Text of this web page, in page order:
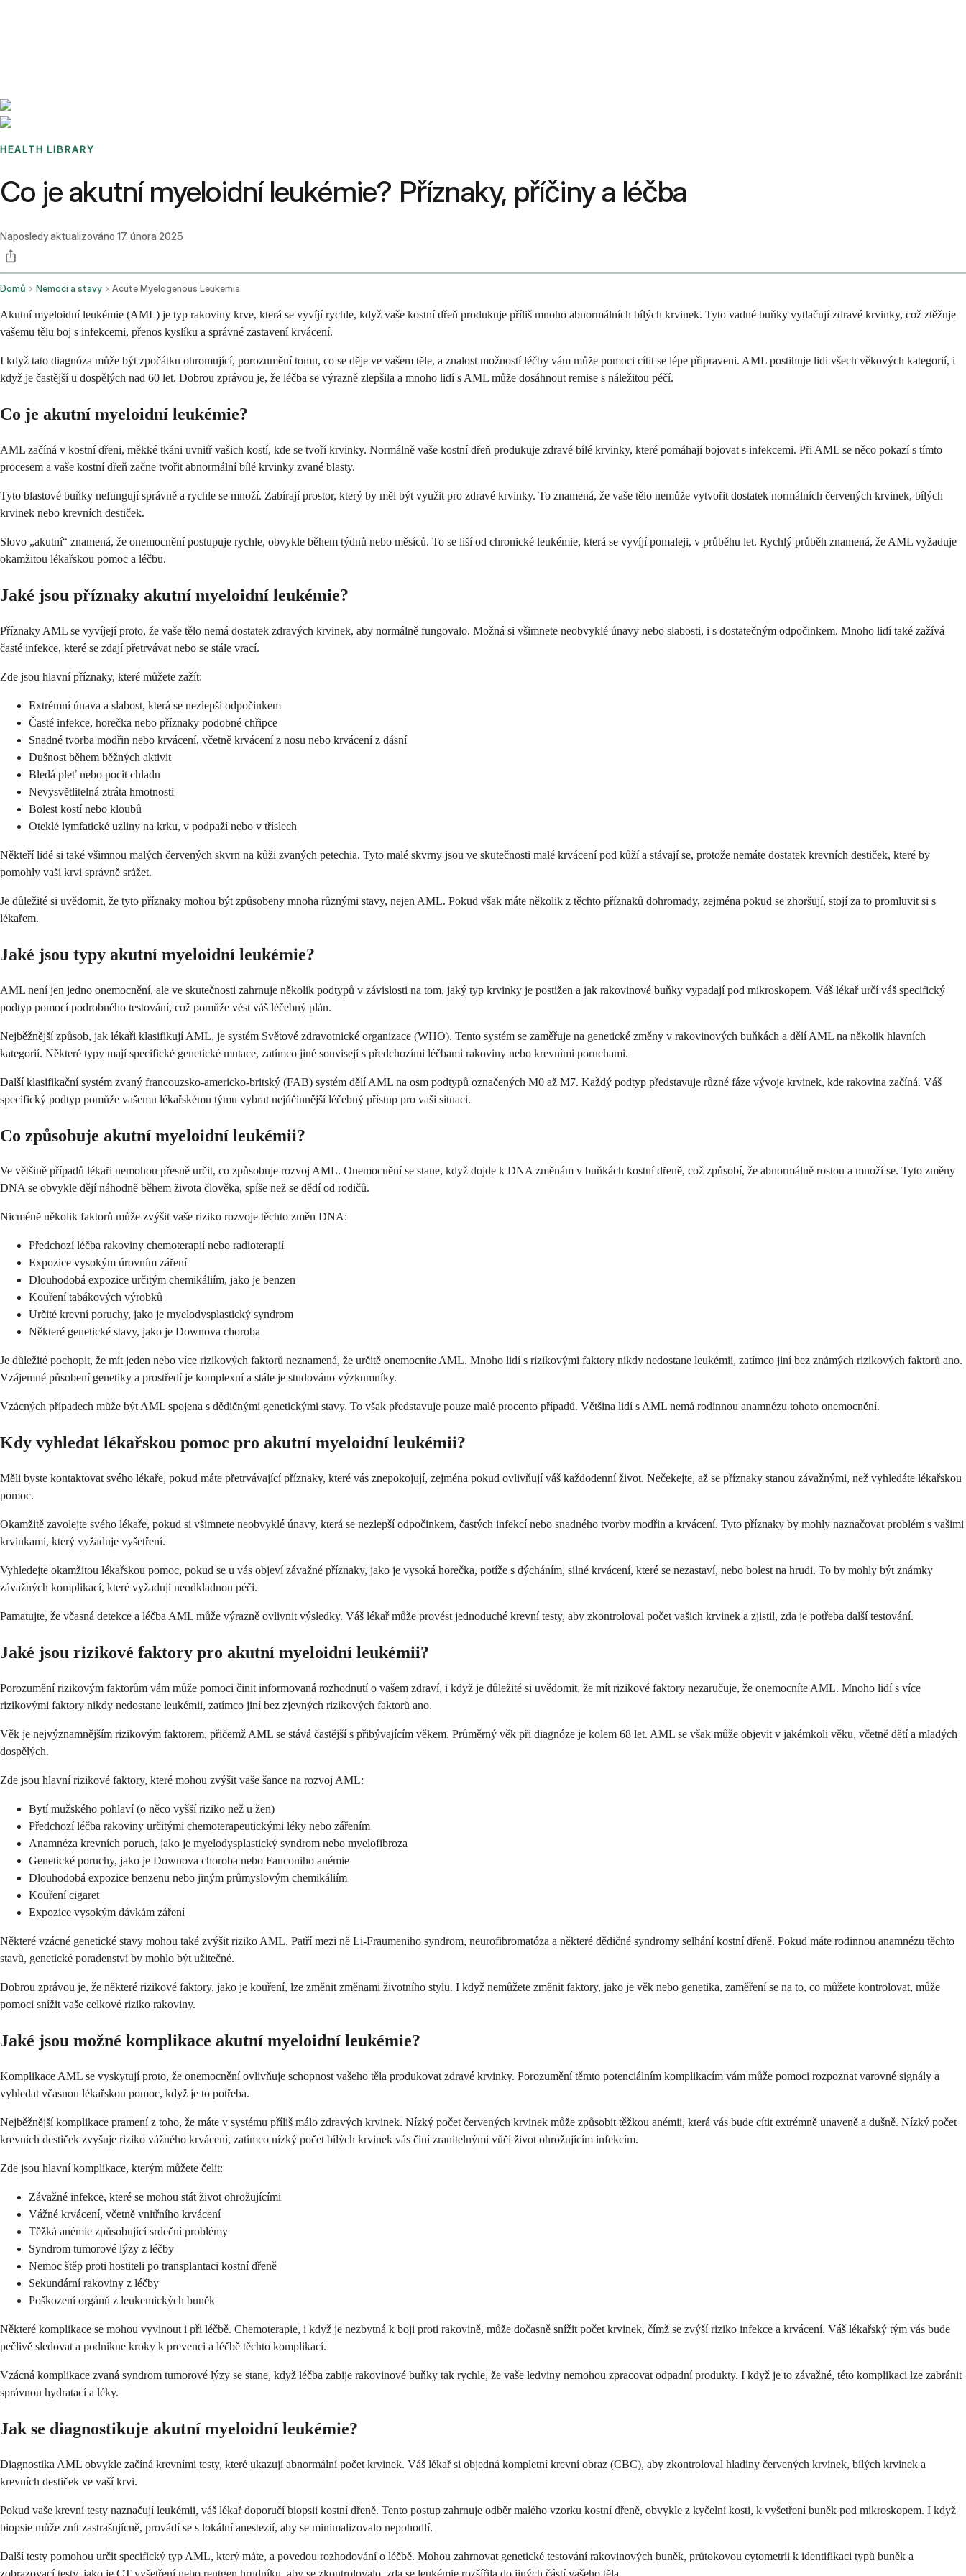
HEALTH LIBRARY
Co je akutní myeloidní leukémie? Příznaky, příčiny a léčba
Naposledy aktualizováno 17. února 2025
Domů Nemoci a stavy Acute Myelogenous Leukemia
Akutní myeloidní leukémie (AML) je typ rakoviny krve, která se vyvíjí rychle, když vaše kostní dřeň produkuje příliš mnoho abnormálních bílých krvinek. Tyto vadné buňky vytlačují zdravé krvinky, což ztěžuje
vašemu tělu boj s infekcemi, přenos kyslíku a správné zastavení krvácení.
I když tato diagnóza může být zpočátku ohromující, porozumění tomu, co se děje ve vašem těle, a znalost možností léčby vám může pomoci cítit se lépe připraveni. AML postihuje lidi všech věkových kategorií, i
když je častější u dospělých nad 60 let. Dobrou zprávou je, že léčba se výrazně zlepšila a mnoho lidí s AML může dosáhnout remise s náležitou péčí.
Co je akutní myeloidní leukémie?
AML začíná v kostní dřeni, měkké tkáni uvnitř vašich kostí, kde se tvoří krvinky. Normálně vaše kostní dřeň produkuje zdravé bílé krvinky, které pomáhají bojovat s infekcemi. Při AML se něco pokazí s tímto
procesem a vaše kostní dřeň začne tvořit abnormální bílé krvinky zvané blasty.
Tyto blastové buňky nefungují správně a rychle se množí. Zabírají prostor, který by měl být využit pro zdravé krvinky. To znamená, že vaše tělo nemůže vytvořit dostatek normálních červených krvinek, bílých
krvinek nebo krevních destiček.
Slovo „akutní“ znamená, že onemocnění postupuje rychle, obvykle během týdnů nebo měsíců. To se liší od chronické leukémie, která se vyvíjí pomaleji, v průběhu let. Rychlý průběh znamená, že AML vyžaduje
okamžitou lékařskou pomoc a léčbu.
Jaké jsou příznaky akutní myeloidní leukémie?
Příznaky AML se vyvíjejí proto, že vaše tělo nemá dostatek zdravých krvinek, aby normálně fungovalo. Možná si všimnete neobvyklé únavy nebo slabosti, i s dostatečným odpočinkem. Mnoho lidí také zažívá
časté infekce, které se zdají přetrvávat nebo se stále vrací.
Zde jsou hlavní příznaky, které můžete zažít:
Extrémní únava a slabost, která se nezlepší odpočinkem
Časté infekce, horečka nebo příznaky podobné chřipce
Snadné tvorba modřin nebo krvácení, včetně krvácení z nosu nebo krvácení z dásní
Dušnost během běžných aktivit
Bledá pleť nebo pocit chladu
Nevysvětlitelná ztráta hmotnosti
Bolest kostí nebo kloubů
Oteklé lymfatické uzliny na krku, v podpaží nebo v tříslech
Někteří lidé si také všimnou malých červených skvrn na kůži zvaných petechia. Tyto malé skvrny jsou ve skutečnosti malé krvácení pod kůží a stávají se, protože nemáte dostatek krevních destiček, které by
pomohly vaší krvi správně srážet.
Je důležité si uvědomit, že tyto příznaky mohou být způsobeny mnoha různými stavy, nejen AML. Pokud však máte několik z těchto příznaků dohromady, zejména pokud se zhoršují, stojí za to promluvit si s
lékařem.
Jaké jsou typy akutní myeloidní leukémie?
AML není jen jedno onemocnění, ale ve skutečnosti zahrnuje několik podtypů v závislosti na tom, jaký typ krvinky je postižen a jak rakovinové buňky vypadají pod mikroskopem. Váš lékař určí váš specifický
podtyp pomocí podrobného testování, což pomůže vést váš léčebný plán.
Nejběžnější způsob, jak lékaři klasifikují AML, je systém Světové zdravotnické organizace (WHO). Tento systém se zaměřuje na genetické změny v rakovinových buňkách a dělí AML na několik hlavních
kategorií. Některé typy mají specifické genetické mutace, zatímco jiné souvisejí s předchozími léčbami rakoviny nebo krevními poruchami.
Další klasifikační systém zvaný francouzsko-americko-britský (FAB) systém dělí AML na osm podtypů označených M0 až M7. Každý podtyp představuje různé fáze vývoje krvinek, kde rakovina začíná. Váš
specifický podtyp pomůže vašemu lékařskému týmu vybrat nejúčinnější léčebný přístup pro vaši situaci.
Co způsobuje akutní myeloidní leukémii?
Ve většině případů lékaři nemohou přesně určit, co způsobuje rozvoj AML. Onemocnění se stane, když dojde k DNA změnám v buňkách kostní dřeně, což způsobí, že abnormálně rostou a množí se. Tyto změny
DNA se obvykle dějí náhodně během života člověka, spíše než se dědí od rodičů.
Nicméně několik faktorů může zvýšit vaše riziko rozvoje těchto změn DNA:
Předchozí léčba rakoviny chemoterapií nebo radioterapií
Expozice vysokým úrovním záření
Dlouhodobá expozice určitým chemikáliím, jako je benzen
Kouření tabákových výrobků
Určité krevní poruchy, jako je myelodysplastický syndrom
Některé genetické stavy, jako je Downova choroba
Je důležité pochopit, že mít jeden nebo více rizikových faktorů neznamená, že určitě onemocníte AML. Mnoho lidí s rizikovými faktory nikdy nedostane leukémii, zatímco jiní bez známých rizikových faktorů ano.
Vzájemné působení genetiky a prostředí je komplexní a stále je studováno výzkumníky.
Vzácných případech může být AML spojena s dědičnými genetickými stavy. To však představuje pouze malé procento případů. Většina lidí s AML nemá rodinnou anamnézu tohoto onemocnění.
Kdy vyhledat lékařskou pomoc pro akutní myeloidní leukémii?
Měli byste kontaktovat svého lékaře, pokud máte přetrvávající příznaky, které vás znepokojují, zejména pokud ovlivňují váš každodenní život. Nečekejte, až se příznaky stanou závažnými, než vyhledáte lékařskou
pomoc.
Okamžitě zavolejte svého lékaře, pokud si všimnete neobvyklé únavy, která se nezlepší odpočinkem, častých infekcí nebo snadného tvorby modřin a krvácení. Tyto příznaky by mohly naznačovat problém s vašimi
krvinkami, který vyžaduje vyšetření.
Vyhledejte okamžitou lékařskou pomoc, pokud se u vás objeví závažné příznaky, jako je vysoká horečka, potíže s dýcháním, silné krvácení, které se nezastaví, nebo bolest na hrudi. To by mohly být známky
závažných komplikací, které vyžadují neodkladnou péči.
Pamatujte, že včasná detekce a léčba AML může výrazně ovlivnit výsledky. Váš lékař může provést jednoduché krevní testy, aby zkontroloval počet vašich krvinek a zjistil, zda je potřeba další testování.
Jaké jsou rizikové faktory pro akutní myeloidní leukémii?
Porozumění rizikovým faktorům vám může pomoci činit informovaná rozhodnutí o vašem zdraví, i když je důležité si uvědomit, že mít rizikové faktory nezaručuje, že onemocníte AML. Mnoho lidí s více
rizikovými faktory nikdy nedostane leukémii, zatímco jiní bez zjevných rizikových faktorů ano.
Věk je nejvýznamnějším rizikovým faktorem, přičemž AML se stává častější s přibývajícím věkem. Průměrný věk při diagnóze je kolem 68 let. AML se však může objevit v jakémkoli věku, včetně dětí a mladých
dospělých.
Zde jsou hlavní rizikové faktory, které mohou zvýšit vaše šance na rozvoj AML:
Bytí mužského pohlaví (o něco vyšší riziko než u žen)
Předchozí léčba rakoviny určitými chemoterapeutickými léky nebo zářením
Anamnéza krevních poruch, jako je myelodysplastický syndrom nebo myelofibroza
Genetické poruchy, jako je Downova choroba nebo Fanconiho anémie
Dlouhodobá expozice benzenu nebo jiným průmyslovým chemikáliím
Kouření cigaret
Expozice vysokým dávkám záření
Některé vzácné genetické stavy mohou také zvýšit riziko AML. Patří mezi ně Li-Fraumeniho syndrom, neurofibromatóza a některé dědičné syndromy selhání kostní dřeně. Pokud máte rodinnou anamnézu těchto
stavů, genetické poradenství by mohlo být užitečné.
Dobrou zprávou je, že některé rizikové faktory, jako je kouření, lze změnit změnami životního stylu. I když nemůžete změnit faktory, jako je věk nebo genetika, zaměření se na to, co můžete kontrolovat, může
pomoci snížit vaše celkové riziko rakoviny.
Jaké jsou možné komplikace akutní myeloidní leukémie?
Komplikace AML se vyskytují proto, že onemocnění ovlivňuje schopnost vašeho těla produkovat zdravé krvinky. Porozumění těmto potenciálním komplikacím vám může pomoci rozpoznat varovné signály a
vyhledat včasnou lékařskou pomoc, když je to potřeba.
Nejběžnější komplikace pramení z toho, že máte v systému příliš málo zdravých krvinek. Nízký počet červených krvinek může způsobit těžkou anémii, která vás bude cítit extrémně unaveně a dušně. Nízký počet
krevních destiček zvyšuje riziko vážného krvácení, zatímco nízký počet bílých krvinek vás činí zranitelnými vůči život ohrožujícím infekcím.
Zde jsou hlavní komplikace, kterým můžete čelit:
Závažné infekce, které se mohou stát život ohrožujícími
Vážné krvácení, včetně vnitřního krvácení
Těžká anémie způsobující srdeční problémy
Syndrom tumorové lýzy z léčby
Nemoc štěp proti hostiteli po transplantaci kostní dřeně
Sekundární rakoviny z léčby
Poškození orgánů z leukemických buněk
Některé komplikace se mohou vyvinout i při léčbě. Chemoterapie, i když je nezbytná k boji proti rakovině, může dočasně snížit počet krvinek, čímž se zvýší riziko infekce a krvácení. Váš lékařský tým vás bude
pečlivě sledovat a podnikne kroky k prevenci a léčbě těchto komplikací.
Vzácná komplikace zvaná syndrom tumorové lýzy se stane, když léčba zabije rakovinové buňky tak rychle, že vaše ledviny nemohou zpracovat odpadní produkty. I když je to závažné, této komplikaci lze zabránit
správnou hydratací a léky.
Jak se diagnostikuje akutní myeloidní leukémie?
Diagnostika AML obvykle začíná krevními testy, které ukazují abnormální počet krvinek. Váš lékař si objedná kompletní krevní obraz (CBC), aby zkontroloval hladiny červených krvinek, bílých krvinek a
krevních destiček ve vaší krvi.
Pokud vaše krevní testy naznačují leukémii, váš lékař doporučí biopsii kostní dřeně. Tento postup zahrnuje odběr malého vzorku kostní dřeně, obvykle z kyčelní kosti, k vyšetření buněk pod mikroskopem. I když
biopsie může znít zastrašujícně, provádí se s lokální anestezií, aby se minimalizovalo nepohodlí.
Další testy pomohou určit specifický typ AML, který máte, a povedou rozhodování o léčbě. Mohou zahrnovat genetické testování rakovinových buněk, průtokovou cytometrii k identifikaci typů buněk a
zobrazovací testy, jako je CT vyšetření nebo rentgen hrudníku, aby se zkontrolovalo, zda se leukémie rozšířila do jiných částí vašeho těla.